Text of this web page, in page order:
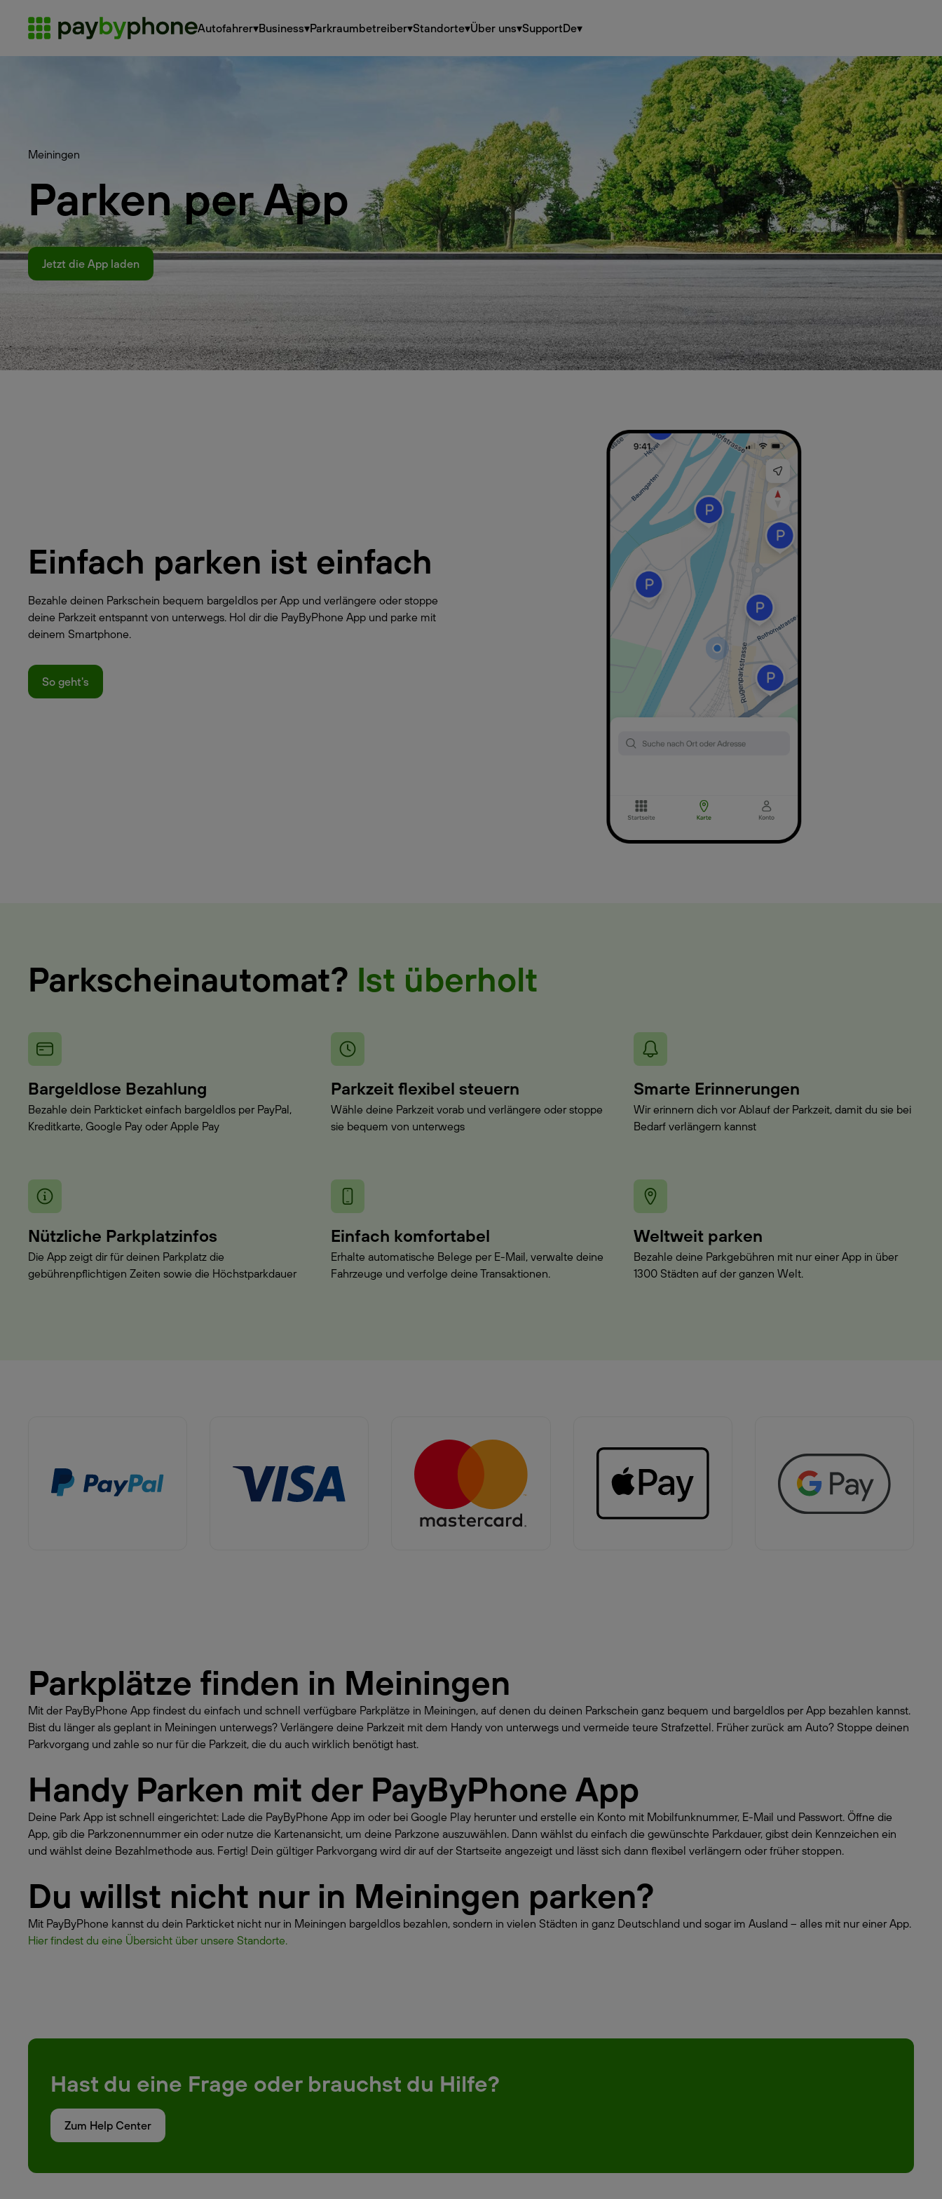
Autofahrer▾Business▾Parkraumbetreiber▾Standorte▾Über uns▾SupportDe▾
Meiningen
Parken per App
Jetzt die App laden
Einfach parken ist einfach
Bezahle deinen Parkschein bequem bargeldlos per App und verlängere oder stoppe
deine Parkzeit entspannt von unterwegs. Hol dir die PayByPhone App und parke mit
deinem Smartphone.
So geht's
Parkscheinautomat? Ist überholt
Bargeldlose Bezahlung
Bezahle dein Parkticket einfach bargeldlos per PayPal,
Kreditkarte, Google Pay oder Apple Pay
Parkzeit flexibel steuern
Wähle deine Parkzeit vorab und verlängere oder stoppe
sie bequem von unterwegs
Smarte Erinnerungen
Wir erinnern dich vor Ablauf der Parkzeit, damit du sie bei
Bedarf verlängern kannst
Nützliche Parkplatzinfos
Die App zeigt dir für deinen Parkplatz die
gebührenpflichtigen Zeiten sowie die Höchstparkdauer
Einfach komfortabel
Erhalte automatische Belege per E-Mail, verwalte deine
Fahrzeuge und verfolge deine Transaktionen.
Weltweit parken
Bezahle deine Parkgebühren mit nur einer App in über
1300 Städten auf der ganzen Welt.
Parkplätze finden in Meiningen
Mit der PayByPhone App findest du einfach und schnell verfügbare Parkplätze in Meiningen, auf denen du deinen Parkschein ganz bequem und bargeldlos per App bezahlen kannst.
Bist du länger als geplant in Meiningen unterwegs? Verlängere deine Parkzeit mit dem Handy von unterwegs und vermeide teure Strafzettel. Früher zurück am Auto? Stoppe deinen
Parkvorgang und zahle so nur für die Parkzeit, die du auch wirklich benötigt hast.
Handy Parken mit der PayByPhone App
Deine Park App ist schnell eingerichtet: Lade die PayByPhone App im oder bei Google Play herunter und erstelle ein Konto mit Mobilfunknummer, E-Mail und Passwort. Öffne die
App, gib die Parkzonennummer ein oder nutze die Kartenansicht, um deine Parkzone auszuwählen. Dann wählst du einfach die gewünschte Parkdauer, gibst dein Kennzeichen ein
und wählst deine Bezahlmethode aus. Fertig! Dein gültiger Parkvorgang wird dir auf der Startseite angezeigt und lässt sich dann flexibel verlängern oder früher stoppen.
Du willst nicht nur in Meiningen parken?
Mit PayByPhone kannst du dein Parkticket nicht nur in Meiningen bargeldlos bezahlen, sondern in vielen Städten in ganz Deutschland und sogar im Ausland – alles mit nur einer App.
Hier findest du eine Übersicht über unsere Standorte.
Hast du eine Frage oder brauchst du Hilfe?
Zum Help Center